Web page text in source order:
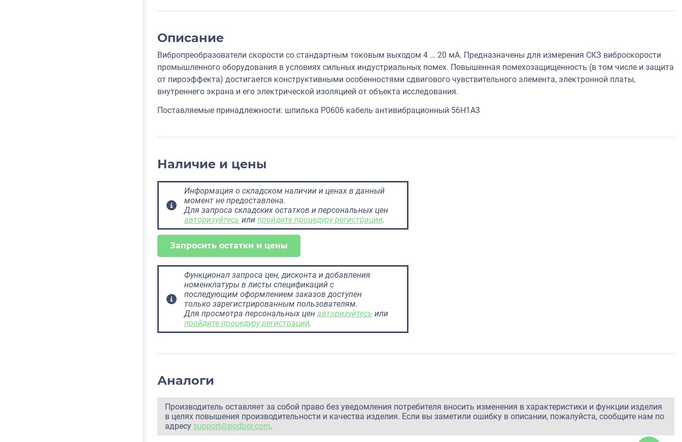
Описание
Вибропреобразователи скорости со стандартным токовым выходом 4 … 20 мА. Предназначены для измерения СКЗ виброскорости
промышленного оборудования в условиях сильных индустриальных помех. Повышенная помехозащищенность (в том числе и защита
от пироэффекта) достигается конструктивными особенностями сдвигового чувствительного элемента, электронной платы,
внутреннего экрана и его электрической изоляцией от объекта исследования.
Поставляемые принадлежности: шпилька P0606 кабель антивибрационный 56H1A3
Наличие и цены
Информация о складском наличии и ценах в данный
момент не предоставлена.
Для запроса складских остатков и персональных цен
авторизуйтесь или пройдите процедуру регистрации.
Запросить остатки и цены
Функционал запроса цен, дисконта и добавления
номенклатуры в листы спецификаций с
последующим оформлением заказов доступен
только зарегистрированным пользователям.
Для просмотра персональных цен авторизуйтесь или
пройдите процедуру регистрации.
Аналоги
Производитель оставляет за собой право без уведомления потребителя вносить изменения в характеристики и функции изделия
в целях повышения производительности и качества изделия. Если вы заметили ошибку в описании, пожалуйста, сообщите нам по
адресу support@podbor.com.